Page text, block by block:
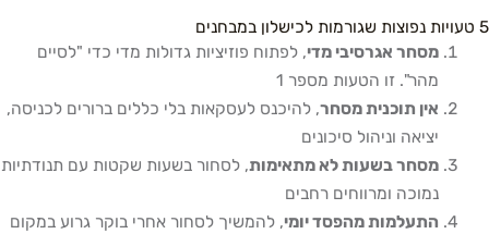
5 טעויות נפוצות שגורמות לכישלון במבחנים
מסחר אגרסיבי מדי, לפתוח פוזיציות גדולות מדי כדי "לסיים
מהר". זו הטעות מספר 1
אין תוכנית מסחר, להיכנס לעסקאות בלי כללים ברורים לכניסה,
יציאה וניהול סיכונים
מסחר בשעות לא מתאימות, לסחור בשעות שקטות עם תנודתיות
נמוכה ומרווחים רחבים
התעלמות מהפסד יומי, להמשיך לסחור אחרי בוקר גרוע במקום